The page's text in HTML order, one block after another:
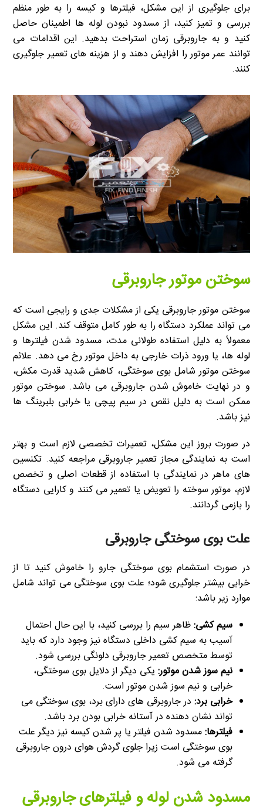
برای جلوگیری از این مشکل، فیلترها و کیسه را به طور منظم
بررسی و تمیز کنید، از مسدود نبودن لوله ها اطمینان حاصل
کنید و به جاروبرقی زمان استراحت بدهید. این اقدامات می
توانند عمر موتور را افزایش دهند و از هزینه های تعمیر جلوگیری
کنند.
سوختن موتور جاروبرقی
سوختن موتور جاروبرقی یکی از مشکلات جدی و رایجی است که
می تواند عملکرد دستگاه را به طور کامل متوقف کند. این مشکل
معمولاً به دلیل استفاده طولانی مدت، مسدود شدن فیلترها و
لوله ها، یا ورود ذرات خارجی به داخل موتور رخ می دهد. علائم
سوختن موتور شامل بوی سوختگی، کاهش شدید قدرت مکش،
و در نهایت خاموش شدن جاروبرقی می باشد. سوختن موتور
ممکن است به دلیل نقص در سیم پیچی یا خرابی بلبرینگ ها
نیز باشد.
در صورت بروز این مشکل، تعمیرات تخصصی لازم است و بهتر
است به نمایندگی مجاز تعمیر جاروبرقی مراجعه کنید. تکنسین
های ماهر در نمایندگی با استفاده از قطعات اصلی و تخصص
لازم، موتور سوخته را تعویض یا تعمیر می کنند و کارایی دستگاه
را بازمی گردانند.
علت بوی سوختگی جاروبرقی
در صورت استشمام بوی سوختگی جارو را خاموش کنید تا از
خرابی بیشتر جلوگیری شود؛ علت بوی سوختگی می تواند شامل
موارد زیر باشد:
سیم کشی:ظاهر سیم را بررسی کنید، با این حال احتمال
آسیب به سیم کشی داخلی دستگاه نیز وجود دارد که باید
توسط متخصص تعمیر جاروبرقی دلونگی بررسی شود.
نیم سوز شدن موتور: یکی دیگر از دلایل بوی سوختگی،
خرابی و نیم سوز شدن موتور است.
خرابی برد: در جاروبرقی های دارای برد، بوی سوختگی می
تواند نشان دهنده در آستانه خرابی بودن برد باشد.
فیلترها:مسدود شدن فیلتر یا پر شدن کیسه نیز دیگر علت
بوی سوختگی است زیرا جلوی گردش هوای درون جاروبرقی
گرفته می شود.
مسدود شدن لوله و فیلترهای جاروبرقی